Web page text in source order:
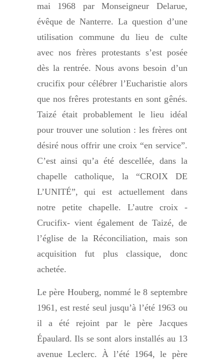
mai 1968 par Monseigneur Delarue,
évêque de Nanterre. La question d’une
utilisation commune du lieu de culte
avec nos frères protestants s’est posée
dès la rentrée. Nous avons besoin d’un
crucifix pour célébrer l’Eucharistie alors
que nos frêres protestants en sont gênés.
Taizé était probablement le lieu idéal
pour trouver une solution : les frères ont
désiré nous offrir une croix “en service”.
C’est ainsi qu’a été descellée, dans la
chapelle catholique, la “CROIX DE
L’UNITÉ”, qui est actuellement dans
notre petite chapelle. L’autre croix -
Crucifix- vient également de Taizé, de
l’église de la Réconciliation, mais son
acquisition fut plus classique, donc
achetée.
Le père Houberg, nommé le 8 septembre
1961, est resté seul jusqu’à l’été 1963 ou
il a été rejoint par le père Jacques
Épaulard. Ils se sont alors installés au 13
avenue Leclerc. À l’été 1964, le père